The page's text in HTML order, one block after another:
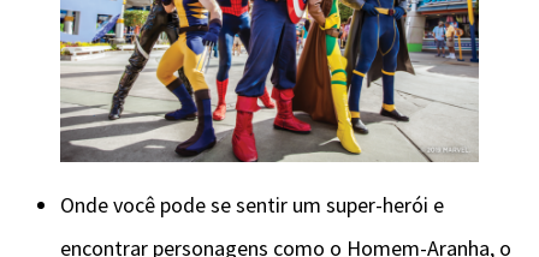
Onde você pode se sentir um super-herói e
encontrar personagens como o Homem-Aranha, o